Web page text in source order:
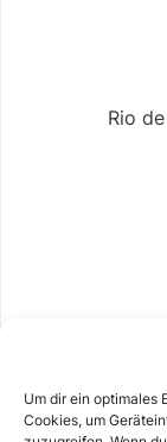
Um dir ein optimales
Cookies, um
Rio